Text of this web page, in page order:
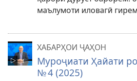
маълумоти иловагӣ
ХАБАРҲОИ ҶАҲОН
Муроҷиати Ҳайати
№ 4 (2025)